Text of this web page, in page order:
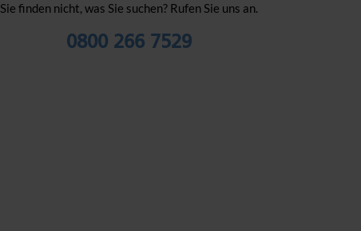
Sie finden nicht, was Sie suchen? Rufen Sie uns an.
0800 266 7529